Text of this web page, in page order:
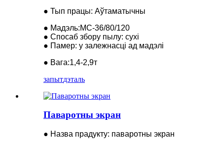
● Тып працы: Аўтаматычны
● Мадэль:MC-36/80/120
● Спосаб збору пылу: сухі
● Памер: у залежнасці ад мадэлі
● Вага:1,4-2,9т
запытдэталь
Паваротны экран
● Назва прадукту: паваротны экран